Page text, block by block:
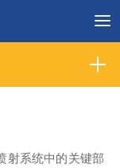
射系统中的关键部